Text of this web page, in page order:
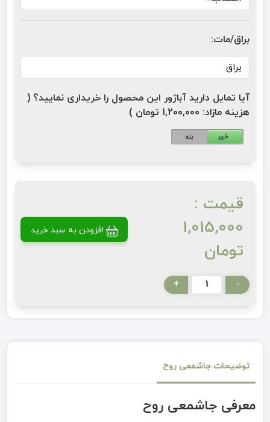
براق/مات:
آیا تمایل دارید آباژور این محصول را خریداری نمایید؟ (
هزینه مازاد: 1,200,000 تومان )
بله خیر
قیمت :
1,015,000
تومان
افزودن به سبد خرید
-
+
توضیحات جاشمعی روح
معرفی جاشمعی روح